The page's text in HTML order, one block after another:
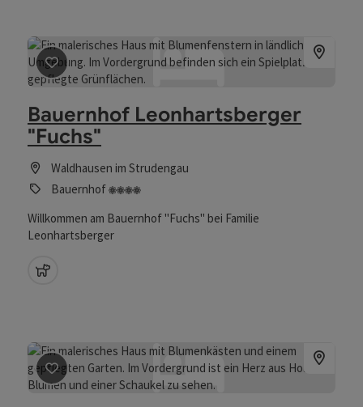
Beitrag merken: Bauernhof Leonhartsberger "Fuchs"
Bauernhof Leonhartsberger
"Fuchs"
Waldhausen im Strudengau
Bauernhof
4 Blumen
Willkommen am Bauernhof "Fuchs" bei Familie
Leonhartsberger
Beitrag merken: Bauernhof Obergrafenberger, Fam.